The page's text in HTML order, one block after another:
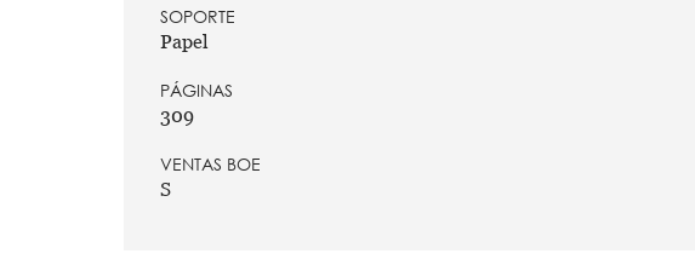
SOPORTE
Papel
PÁGINAS
309
VENTAS BOE
S